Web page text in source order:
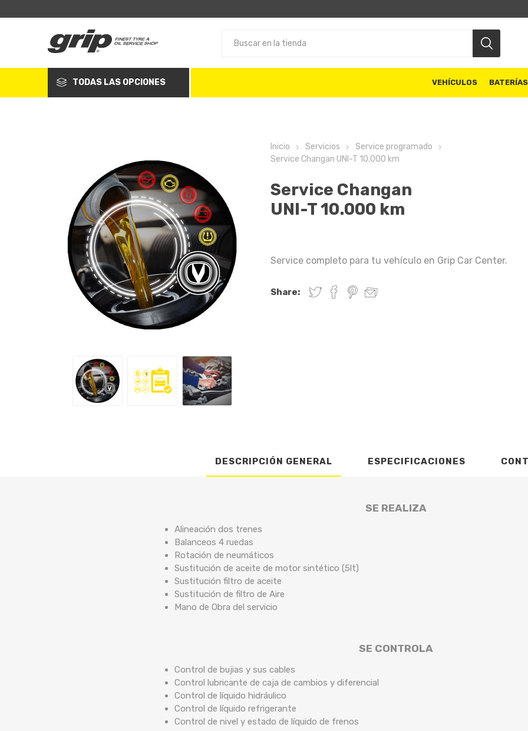
TODAS LAS OPCIONES VEHÍCULOS BATERÍAS
Inicio Servicios
Service programado
Service Changan UNI-T 10.000 km
Service Changan
UNI-T 10.000 km
Service completo para tu vehículo en Grip Car Center.
Share:
DESCRIPCIÓN GENERAL ESPECIFICACIONES
SE REALIZA
Alineación dos trenes
Balanceos 4 ruedas
Rotación de neumáticos
Sustitución de aceite de motor sintético (5lt)
Sustitución filtro de aceite
Sustitución de filtro de Aire
Mano de Obra del servicio
SE CONTROLA
Control de bujias y sus cables
Control lubricante de caja de cambios y diferencial
Control de líquido hidráulico
Control de líquido refrigerante
Control de nivel y estado de líquido de frenos